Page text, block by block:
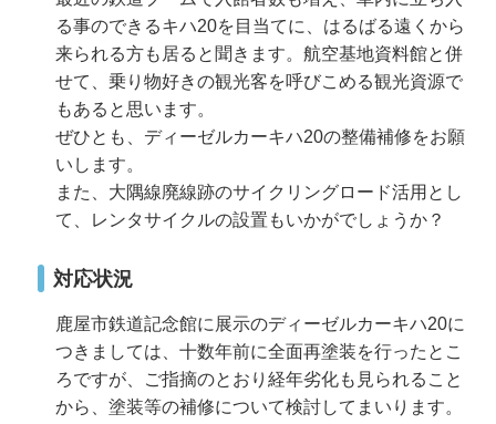
る事のできるキハ20を目当てに、はるばる遠くから
来られる方も居ると聞きます。航空基地資料館と併
せて、乗り物好きの観光客を呼びこめる観光資源で
もあると思います。
ぜひとも、ディーゼルカーキハ20の整備補修をお願
いします。
また、大隅線廃線跡のサイクリングロード活用とし
て、レンタサイクルの設置もいかがでしょうか？
対応状況
鹿屋市鉄道記念館に展示のディーゼルカーキハ20に
つきましては、十数年前に全面再塗装を行ったとこ
ろですが、ご指摘のとおり経年劣化も見られること
から、塗装等の補修について検討してまいります。